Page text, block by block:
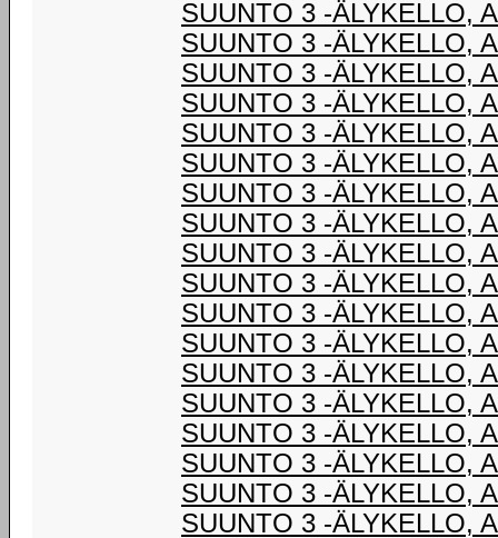
SUUNTO 3 -ÄLYKELLO,
SUUNTO 3 -ÄLYKELLO,
SUUNTO 3 -ÄLYKELLO,
SUUNTO 3 -ÄLYKELLO,
SUUNTO 3 -ÄLYKELLO,
SUUNTO 3 -ÄLYKELLO,
SUUNTO 3 -ÄLYKELLO,
SUUNTO 3 -ÄLYKELLO,
SUUNTO 3 -ÄLYKELLO,
SUUNTO 3 -ÄLYKELLO,
SUUNTO 3 -ÄLYKELLO,
SUUNTO 3 -ÄLYKELLO,
SUUNTO 3 -ÄLYKELLO,
SUUNTO 3 -ÄLYKELLO,
SUUNTO 3 -ÄLYKELLO,
SUUNTO 3 -ÄLYKELLO,
SUUNTO 3 -ÄLYKELLO,
SUUNTO 3 -ÄLYKELLO,